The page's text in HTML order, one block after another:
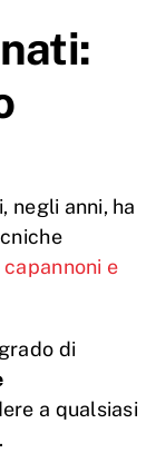
negli anni, ha
capannoni e
di
a qualsiasi